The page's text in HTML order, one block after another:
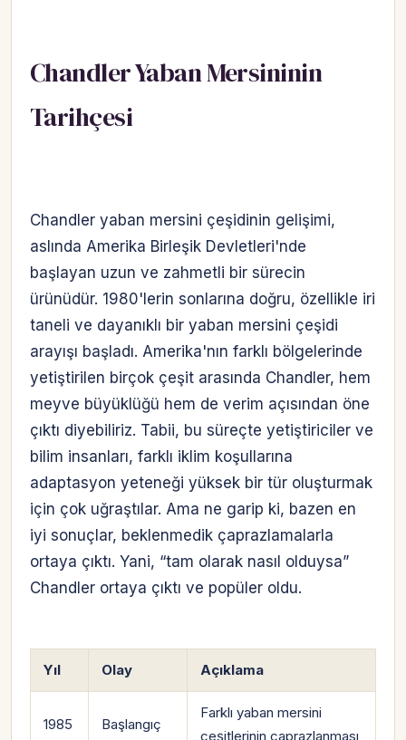
Chandler Yaban Mersininin
Tarihçesi
Chandler yaban mersini çeşidinin gelişimi,
aslında Amerika Birleşik Devletleri'nde
başlayan uzun ve zahmetli bir sürecin
ürünüdür. 1980'lerin sonlarına doğru, özellikle iri
taneli ve dayanıklı bir yaban mersini çeşidi
arayışı başladı. Amerika'nın farklı bölgelerinde
yetiştirilen birçok çeşit arasında Chandler, hem
meyve büyüklüğü hem de verim açısından öne
çıktı diyebiliriz. Tabii, bu süreçte yetiştiriciler ve
bilim insanları, farklı iklim koşullarına
adaptasyon yeteneği yüksek bir tür oluşturmak
için çok uğraştılar. Ama ne garip ki, bazen en
iyi sonuçlar, beklenmedik çaprazlamalarla
ortaya çıktı. Yani, “tam olarak nasıl olduysa”
Chandler ortaya çıktı ve popüler oldu.
Yıl Olay Açıklama
1985 Başlangıç
Farklı yaban mersini
çeşitlerinin çaprazlanması